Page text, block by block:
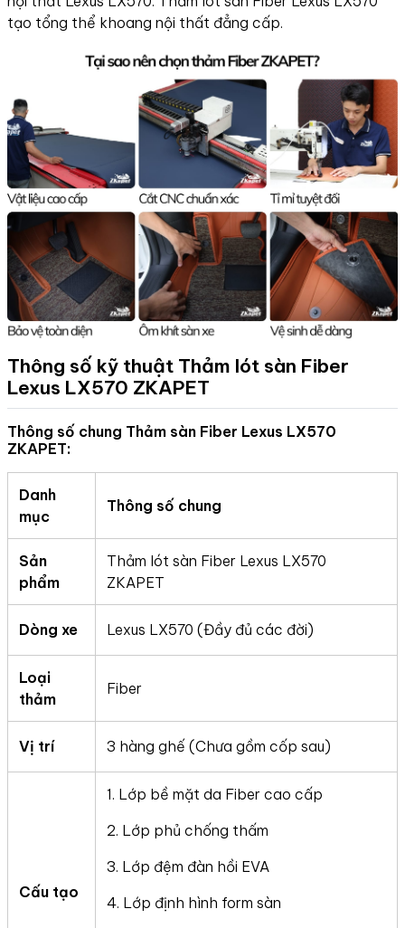
tạo tổng thể khoang nội thất đẳng cấp.
Thông số kỹ thuật Thảm lót sàn Fiber
Lexus LX570 ZKAPET
Thông số chung Thảm sàn Fiber Lexus LX570
ZKAPET:
Danh
mục
Thông số chung
Sản
phẩm
Thảm lót sàn Fiber Lexus LX570
ZKAPET
Dòng xe Lexus LX570 (Đầy đủ các đời)
Loại
thảm
Fiber
Vị trí 3 hàng ghế (Chưa gồm cốp sau)
Cấu tạo
1. Lớp bề mặt da Fiber cao cấp
2. Lớp phủ chống thấm
3. Lớp đệm đàn hồi EVA
4. Lớp định hình form sàn